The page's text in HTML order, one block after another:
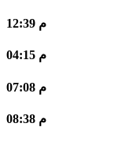
12:39 م
04:15 م
07:08 م
08:38 م